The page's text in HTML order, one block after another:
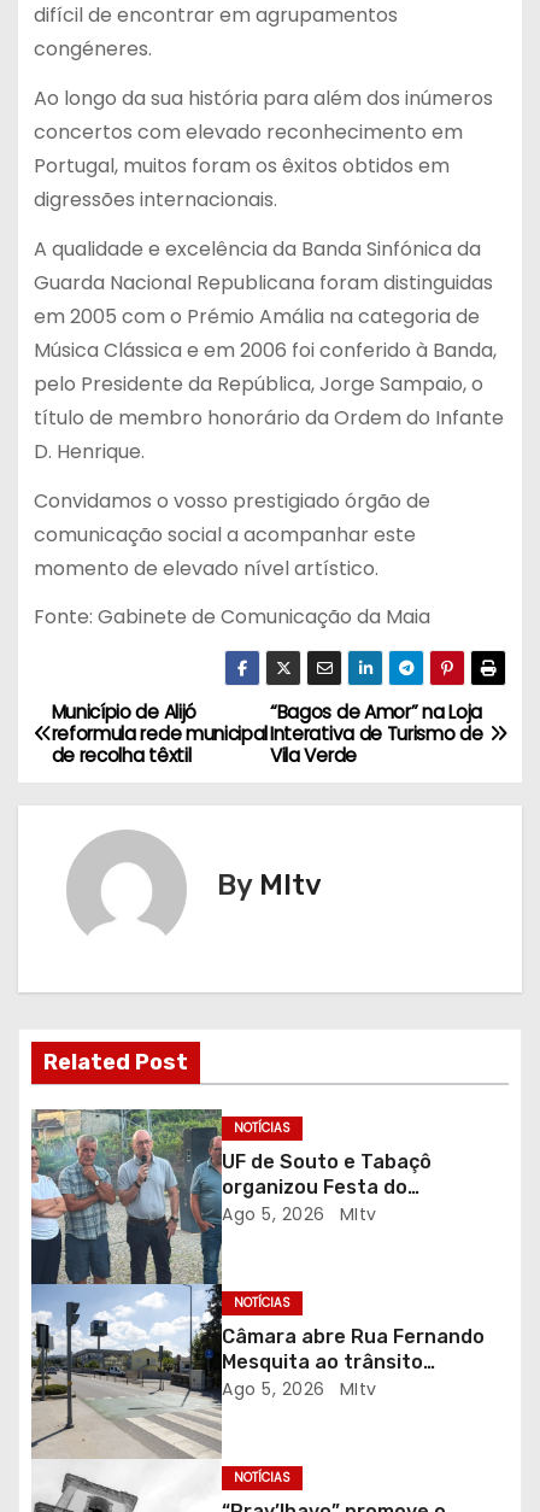
difícil de encontrar em agrupamentos
congéneres.
Ao longo da sua história para além dos inúmeros
concertos com elevado reconhecimento em
Portugal, muitos foram os êxitos obtidos em
digressões internacionais.
A qualidade e excelência da Banda Sinfónica da
Guarda Nacional Republicana foram distinguidas
em 2005 com o Prémio Amália na categoria de
Música Clássica e em 2006 foi conferido à Banda,
pelo Presidente da República, Jorge Sampaio, o
título de membro honorário da Ordem do Infante
D. Henrique.
Convidamos o vosso prestigiado órgão de
comunicação social a acompanhar este
momento de elevado nível artístico.
Fonte: Gabinete de Comunicação da Maia
N
a
ç
ã
o
d
e
a
r
t
i
“Bagos de Amor” na Loja
Interativa de Turismo de
Vila Verde
Município de Alijó
reformula rede municipal
de recolha têxtil
By MItv
Related Post
NOTÍCIAS
UF de Souto e Tabaçô
organizou Festa do
Emigrante
Ago 5, 2026 MItv
NOTÍCIAS
Câmara abre Rua Fernando
Mesquita ao trânsito
automóvel
Ago 5, 2026 MItv
NOTÍCIAS